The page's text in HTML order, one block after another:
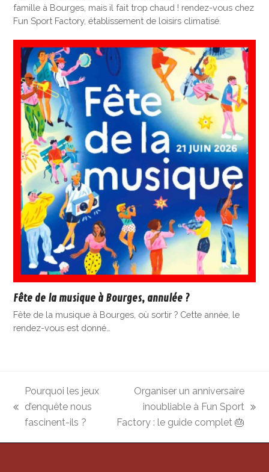
famille à Bourges, mais il fait trop chaud ! rendez-vous chez
Fun Sport Factory, établissement de loisirs climatisé.
Fête de la musique à Bourges, annulée ?
Fête de la musique à Bourges, où sortir ? Cette année, le
rendez-vous est donné…
previous
post:
Pourquoi les jeux
d’enquête nous
fascinent-ils ?
post:
Organiser un anniversaire
inoubliable à Fun Sport
Factory : le guide complet 🎂